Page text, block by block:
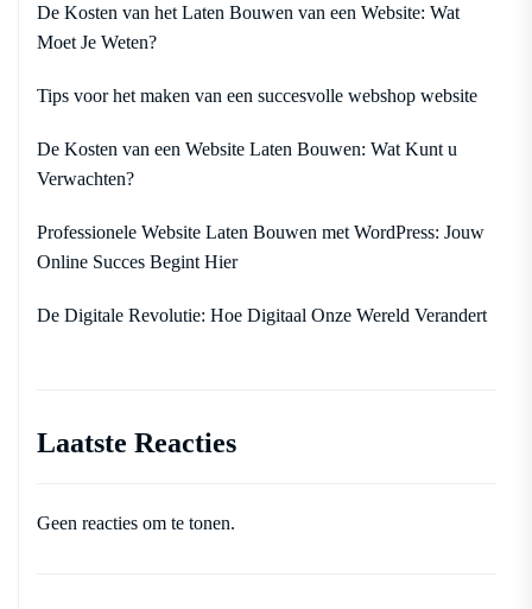
De Kosten van het Laten Bouwen van een Website: Wat
Moet Je Weten?
Tips voor het maken van een succesvolle webshop website
De Kosten van een Website Laten Bouwen: Wat Kunt u
Verwachten?
Professionele Website Laten Bouwen met WordPress: Jouw
Online Succes Begint Hier
De Digitale Revolutie: Hoe Digitaal Onze Wereld Verandert
Laatste Reacties
Geen reacties om te tonen.